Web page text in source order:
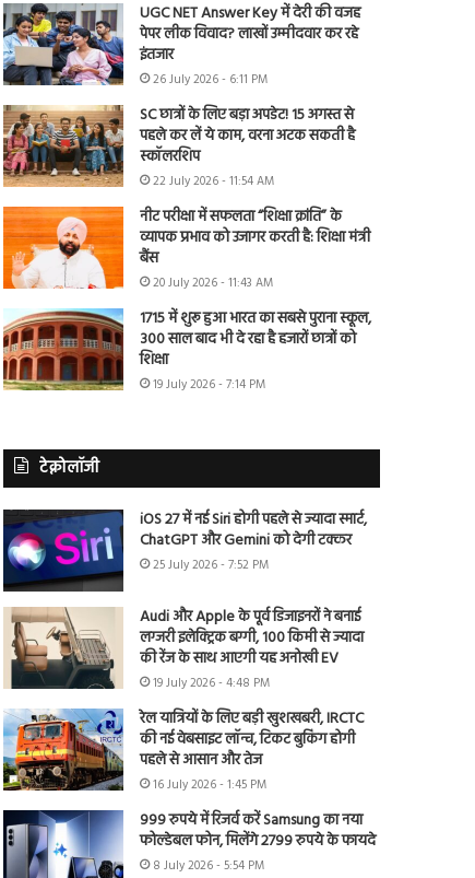
UGC NET Answer Key में देरी की वजह
पेपर लीक विवाद? लाखों उम्मीदवार कर रहे
इंतजार
26 July 2026 - 6:11 PM
SC छात्रों के लिए बड़ा अपडेट! 15 अगस्त से
पहले कर लें ये काम, वरना अटक सकती है
स्कॉलरशिप
22 July 2026 - 11:54 AM
नीट परीक्षा में सफलता “शिक्षा क्रांति” के
व्यापक प्रभाव को उजागर करती है: शिक्षा मंत्री
बैंस
20 July 2026 - 11:43 AM
1715 में शुरू हुआ भारत का सबसे पुराना स्कूल,
300 साल बाद भी दे रहा है हजारों छात्रों को
शिक्षा
19 July 2026 - 7:14 PM
टेक्नोलॉजी
iOS 27 में नई Siri होगी पहले से ज्यादा स्मार्ट,
ChatGPT और Gemini को देगी टक्कर
25 July 2026 - 7:52 PM
Audi और Apple के पूर्व डिजाइनरों ने बनाई
लग्जरी इलेक्ट्रिक बग्गी, 100 किमी से ज्यादा
की रेंज के साथ आएगी यह अनोखी EV
19 July 2026 - 4:48 PM
रेल यात्रियों के लिए बड़ी खुशखबरी, IRCTC
की नई वेबसाइट लॉन्च, टिकट बुकिंग होगी
पहले से आसान और तेज
16 July 2026 - 1:45 PM
999 रुपये में रिजर्व करें Samsung का नया
फोल्डेबल फोन, मिलेंगे 2799 रुपये के फायदे
8 July 2026 - 5:54 PM